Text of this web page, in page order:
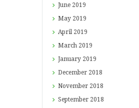
June 2019
May 2019
April 2019
March 2019
January 2019
December 2018
November 2018
September 2018